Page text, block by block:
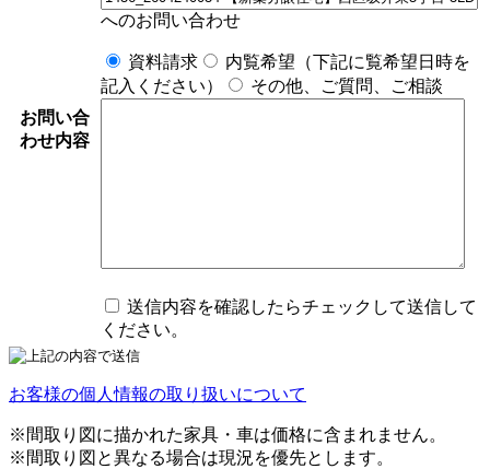
お問い合
わせ内容
へのお問い合わせ
資料請求
内覧希望（下記に覧希望日時を
記入ください）
その他、ご質問、ご相談
送信内容を確認したらチェックして送信して
ください。
お客様の個人情報の取り扱いについて
※間取り図に描かれた家具・車は価格に含まれません。
※間取り図と異なる場合は現況を優先とします。